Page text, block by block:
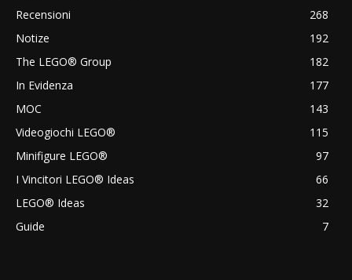
Recensioni
268
Notize
192
The LEGO® Group
182
In Evidenza
177
MOC
143
Videogiochi LEGO®
115
Minifigure LEGO®
97
I Vincitori LEGO® Ideas
66
LEGO® Ideas
32
Guide
7